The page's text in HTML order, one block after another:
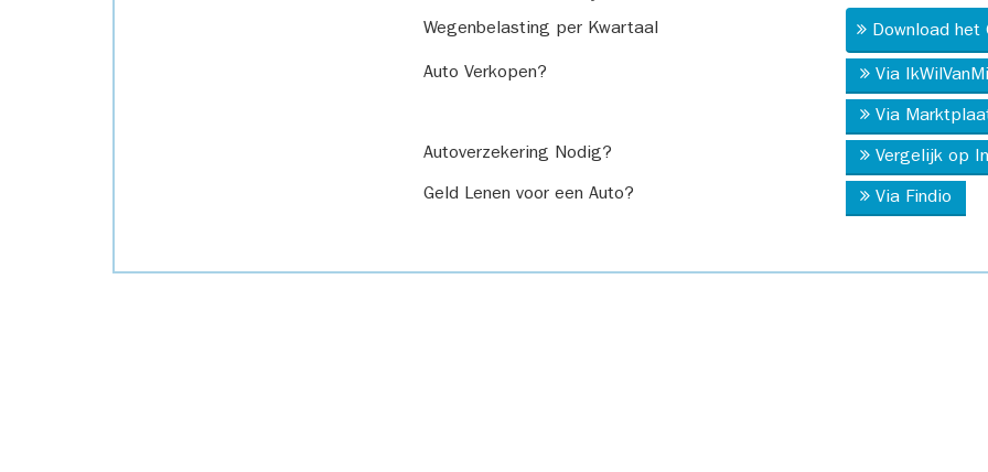
Wegenbelasting per Kwartaal Download
Auto Verkopen? Via
Via
Autoverzekering Nodig? Vergelijk op
Geld Lenen voor een Auto? Via Findio